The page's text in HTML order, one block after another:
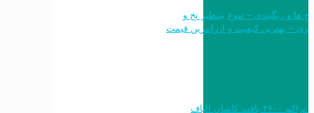
طرح ها و رنگبندی – تنوع بینظیر نخ و
خرید به قیمت فرش ماشینی ۱۲۰۰ شانه تراکم ۳۶۰۰ بافت کاشان الیاف